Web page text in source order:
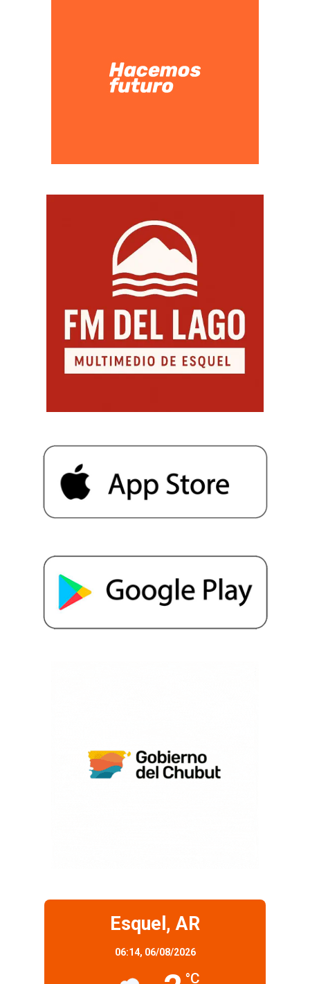
Esquel, AR
06:14, 06/08/2026
°C